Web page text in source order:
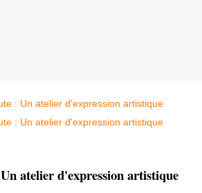
Un atelier d'expression artistique